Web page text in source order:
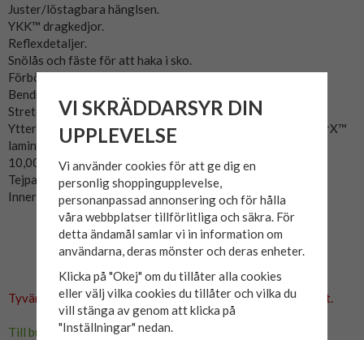
Juster/löstagbara hänglsen.
YKK™ dragkedjor.
Reflexdetaljer.
Snölås och fäste för att haka i sko.
Förböjda och förstärkta knän.
Bendragkedjor i fullängd.
Stretchpanel på höfterna.
Ytterskalet är tillverkat i slitstark nylon/polyester med HydrX™
laminat.
10,000mm/8,000g/m² vattenpelare/andning.
Tejpade sömmar i utsatta delar.
Innerfodret är mesh för att snabbt torka och hålla dig varm.
Tyvärr ingår inte denna produkt i vårt sortiment för tillfället.
Till butikens startsida »
VI SKRÄDDARSYR DIN
UPPLEVELSE
Vi använder cookies för att ge dig en
personlig shoppingupplevelse,
personanpassad annonsering och för hålla
våra webbplatser tillförlitliga och säkra. För
detta ändamål samlar vi in information om
användarna, deras mönster och deras enheter.
Klicka på "Okej" om du tillåter alla cookies
eller välj vilka cookies du tillåter och vilka du
vill stänga av genom att klicka på
"Inställningar" nedan.